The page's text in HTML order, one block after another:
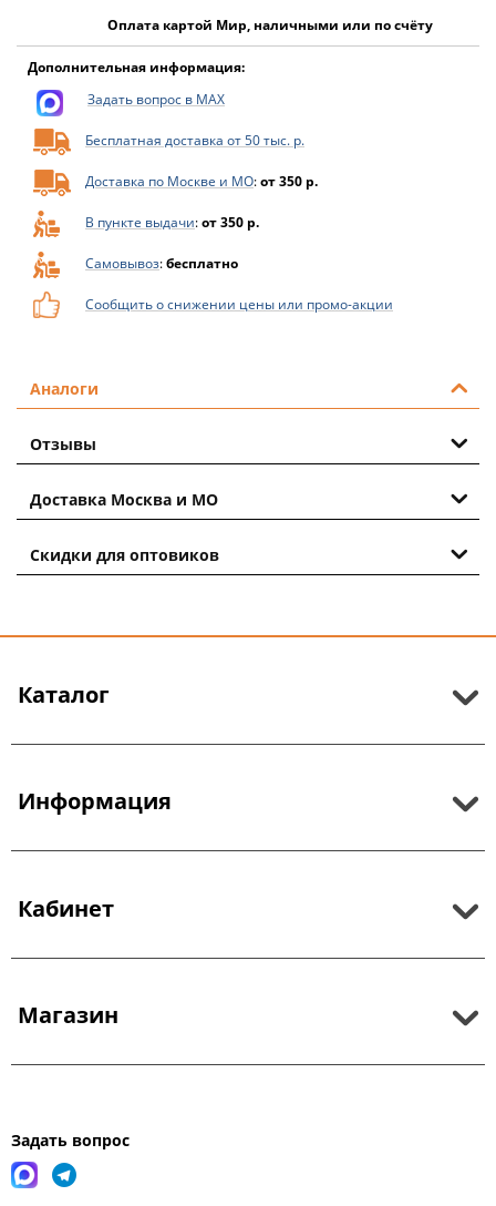
Оплата картой Мир, наличными или по счёту
Дополнительная информация:
Задать вопрос в MAX
Бесплатная доставка от 50 тыс. р.
Доставка по Москве и МО:от 350 р.
В пункте выдачи:от 350 р.
Самовывоз:бесплатно
Сообщить о снижении цены или промо-акции
Аналоги
Отзывы
Доставка Москва и МО
Скидки для оптовиков
Каталог
Информация
Кабинет
Магазин
Задать вопрос